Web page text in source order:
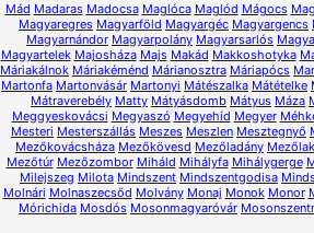
Mád Madaras Madocsa Maglóca Maglód Mágocs
Magyaregres Magyarföld Magyargéc Magyargencs
Magyarnándor Magyarpolány Magyarsarlós
Magyartelek Majosháza Majs Makád Makkoshotyka
Máriakálnok Máriakéménd Márianosztra Máriapócs
Martonfa Martonvásár Martonyi Mátészalka Mátételke
Mátraverebély Matty Mátyásdomb Mátyus Máza
Meggyeskovácsi Megyaszó Megyehíd Megyer
Mesteri Mesterszállás Meszes Meszlen Mesztegnyő
Mezőkovácsháza Mezőkövesd Mezőladány Mezőlak
Mezőtúr Mezőzombor Miháld Mihályfa Mihálygerge
Milejszeg Milota Mindszent Mindszentgodisa
Molnári Molnaszecsőd Molvány Monaj Monok Monor
Mórichida Mosdós Mosonmagyaróvár